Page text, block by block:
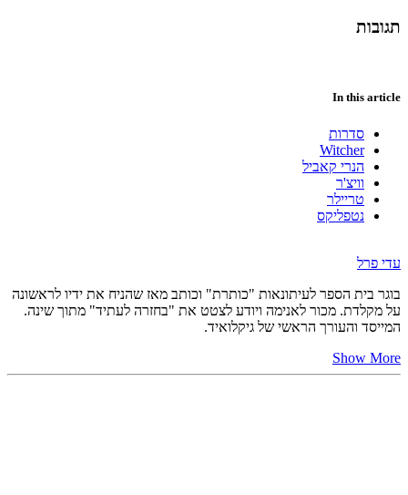
תגובות
In this article
סדרות
Witcher
הנרי קאביל
וויצ'ר
טריילר
נטפליקס
עדי פרל
בוגר בית הספר לעיתונאות "כותרת" וכותב מאז שהניח את ידיו לראשונה
על מקלדת. מכור לאנימה ויודע לצטט את "בחזרה לעתיד" מתוך שינה.
המייסד והעורך הראשי של גיקלואיד.
Show More